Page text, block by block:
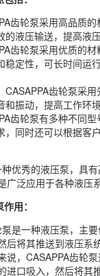
齿轮泵采用高品质
液压输送，提高液
齿轮泵采用优质的
稳定性，可长时间运
CASAPPA齿轮泵采
和振动，提高工作环
齿轮泵有多种不同
，同时还可以根据客
优秀的液压泵，具
广泛应用于各种液压
用：
是一种液压泵，主
后将其推送到液压系
说，CASAPPA齿轮
进口吸入，然后将其